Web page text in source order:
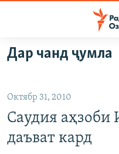
Ҷаҳиш
ба
аслӣ
Ҷаҳиш
ба
феҳристи
ГӮШАҲО
ҶОМЕА
ҚАЗИЯИ "КРОКУС"
РӮЗГОРИ МУҲОҶИР
САЛОМ, ХОҲАР
ТАҲҚИҚОТ
Дар чанд ҷумла
Октябр 31, 2010
Саудия аҳзоби
даъват кард